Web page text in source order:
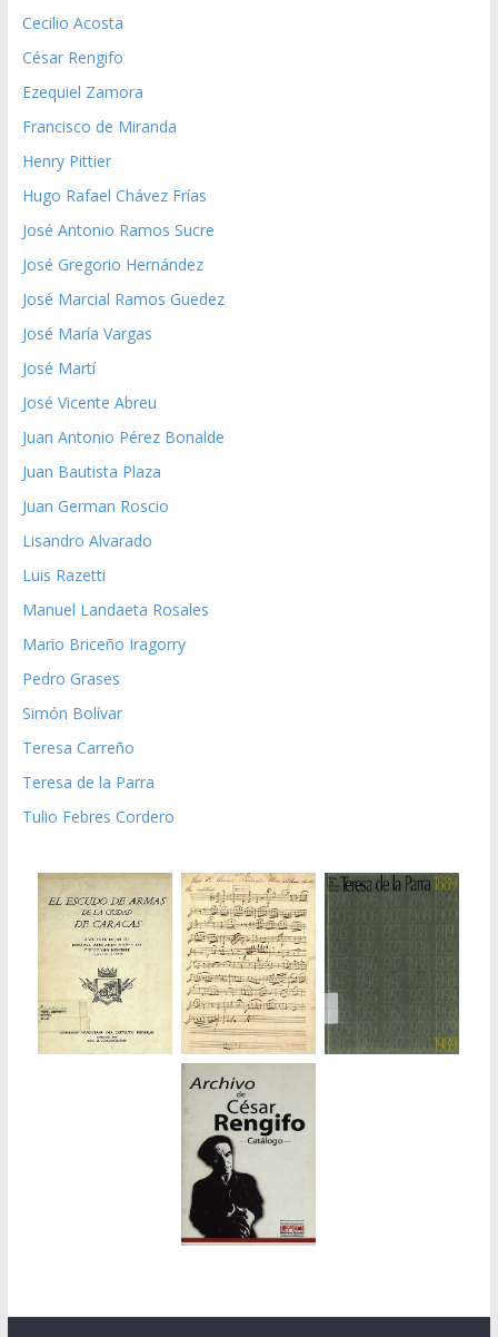
Cecilio Acosta
César Rengifo
Ezequiel Zamora
Francisco de Miranda
Henry Pittier
Hugo Rafael Chávez Frías
José Antonio Ramos Sucre
José Gregorio Hernández
José Marcial Ramos Guedez
José María Vargas
José Martí
José Vicente Abreu
Juan Antonio Pérez Bonalde
Juan Bautista Plaza
Juan German Roscio
Lisandro Alvarado
Luis Razetti
Manuel Landaeta Rosales
Mario Briceño Iragorry
Pedro Grases
Simón Bolívar
Teresa Carreño
Teresa de la Parra
Tulio Febres Cordero